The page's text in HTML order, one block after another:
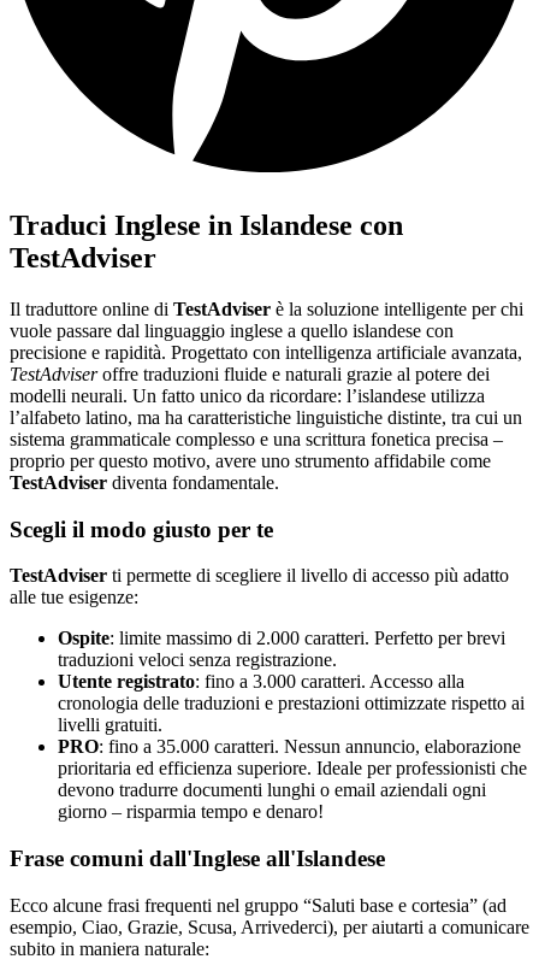
Traduci Inglese in Islandese con
TestAdviser
Il traduttore online di TestAdviser è la soluzione intelligente per chi
vuole passare dal linguaggio inglese a quello islandese con
precisione e rapidità. Progettato con intelligenza artificiale avanzata,
TestAdviseroffre traduzioni fluide e naturali grazie al potere dei
modelli neurali. Un fatto unico da ricordare: l’islandese utilizza
l’alfabeto latino, ma ha caratteristiche linguistiche distinte, tra cui un
sistema grammaticale complesso e una scrittura fonetica precisa –
proprio per questo motivo, avere uno strumento affidabile come
TestAdviser diventa fondamentale.
Scegli il modo giusto per te
TestAdviser ti permette di scegliere il livello di accesso più adatto
alle tue esigenze:
Ospite: limite massimo di 2.000 caratteri. Perfetto per brevi
traduzioni veloci senza registrazione.
Utente registrato: fino a 3.000 caratteri. Accesso alla
cronologia delle traduzioni e prestazioni ottimizzate rispetto ai
livelli gratuiti.
PRO: fino a 35.000 caratteri. Nessun annuncio, elaborazione
prioritaria ed efficienza superiore. Ideale per professionisti che
devono tradurre documenti lunghi o email aziendali ogni
giorno – risparmia tempo e denaro!
Frase comuni dall'Inglese all'Islandese
Ecco alcune frasi frequenti nel gruppo “Saluti base e cortesia” (ad
esempio, Ciao, Grazie, Scusa, Arrivederci), per aiutarti a comunicare
subito in maniera naturale: